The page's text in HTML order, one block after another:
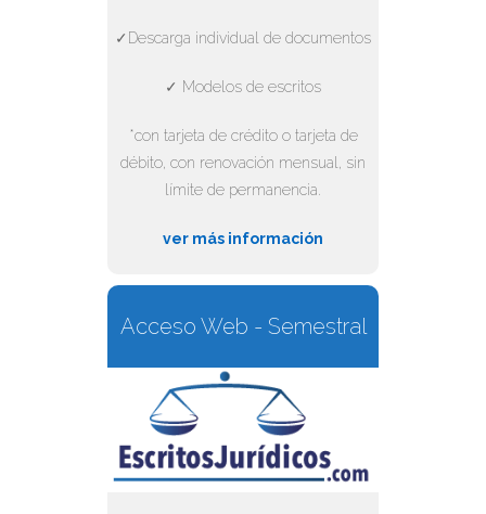
✓Descarga individual de documentos
✓ Modelos de escritos
*con tarjeta de crédito o tarjeta de
débito, con renovación mensual, sin
límite de permanencia.
ver más información
Acceso Web - Semestral